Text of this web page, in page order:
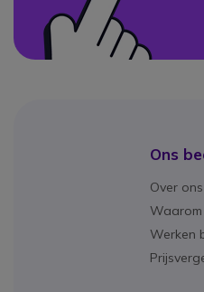
Ons
Over ons
Waarom
Werken